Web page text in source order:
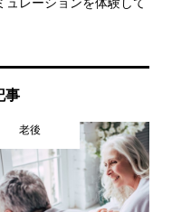
事
老後